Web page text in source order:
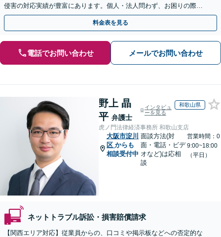
侵害の対応実績が豊富にあります。個人・法人問わず、お困りの際は
お気軽にご相談ください。【弁護士歴15年以上】
料金表を見る
電話でお問い合わせ メールでお問い合わせ
野上 晶
平 弁護士
インタビュ
ーを見る
和歌山県
虎ノ門法律経済事務所 和歌山支店
大阪市淀川
区 からも
相談受付中
面談方法(対
面・電話・ビデ
オなど)は応相
談
営業時間：0
9:00~18:00
（平日）
ネットトラブル訴訟・損害賠償請求
【関西エリア対応】従業員からの、口コミや掲示板などへの否定的な